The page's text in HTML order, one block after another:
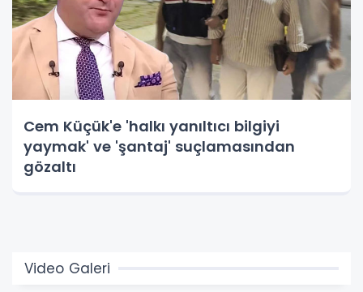
Cem Küçük'e 'halkı yanıltıcı bilgiyi
yaymak' ve 'şantaj' suçlamasından
gözaltı
Video Galeri